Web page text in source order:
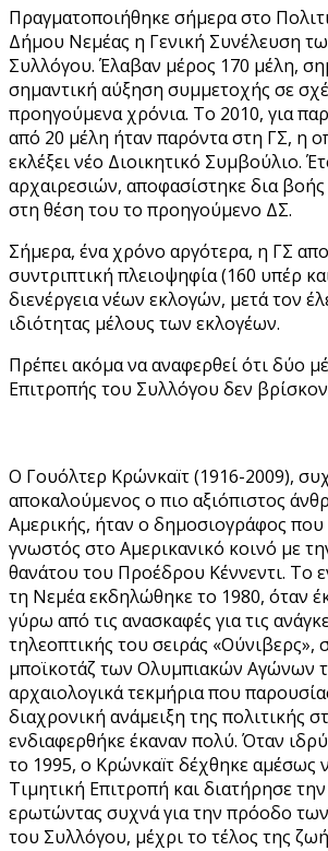
Πραγματοποιήθηκε σήμερα στο
Δήμου Νεμέας η Γενική Συνέλευση
Συλλόγου. Έλαβαν μέρος 170 μέλη,
σημαντική αύξηση συμμετοχής σε
προηγούμενα χρόνια. Το 2010, για
από 20 μέλη ήταν παρόντα στη ΓΣ, η
εκλέξει νέο Διοικητικό Συμβούλιο.
αρχαιρεσιών, αποφασίστηκε δια βοής
στη θέση του το προηγούμενο ΔΣ.
Σήμερα, ένα χρόνο αργότερα, η ΓΣ
συντριπτική πλειοψηφία (160 υπέρ
διενέργεια νέων εκλογών, μετά τον
ιδιότητας μέλους των εκλογέων.
Πρέπει ακόμα να αναφερθεί ότι δύο
Επιτροπής του Συλλόγου δεν
Ο Γουόλτερ Κρώνκαïτ (1916-2009),
αποκαλούμενος ο πιο αξιόπιστος
Αμερικής, ήταν ο δημοσιογράφος που
γνωστός στο Αμερικανικό κοινό με
θανάτου του Προέδρου Κέννεντι. Το
τη Νεμέα εκδηλώθηκε το 1980, όταν
γύρω από τις ανασκαφές για τις
τηλεοπτικής του σειράς «Ούνιβερς»,
μποϊκοτάζ των Ολυμπιακών Αγώνων
αρχαιολογικά τεκμήρια που
διαχρονική ανάμειξη της πολιτικής
ενδιαφερθήκε έκαναν πολύ. Όταν
το 1995, ο Κρώνκαïτ δέχθηκε αμέσως
Τιμητική Επιτροπή και διατήρησε
ερωτώντας συχνά για την πρόοδο
του Συλλόγου, μέχρι το τέλος της